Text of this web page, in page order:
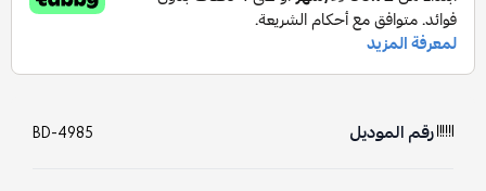
رقم الموديل BD-4985